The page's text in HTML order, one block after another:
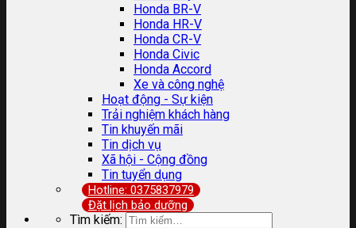
Honda BR-V
Honda HR-V
Honda CR-V
Honda Civic
Honda Accord
Xe và công nghệ
Hoạt động - Sự kiện
Trải nghiệm khách hàng
Tin khuyến mãi
Tin dịch vụ
Xã hội - Cộng đồng
Tin tuyển dụng
Hotline: 0375837979
Đặt lịch bảo dưỡng
Tìm kiếm: